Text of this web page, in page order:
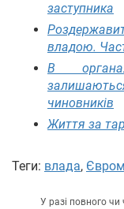
заступника
владою.
В
чиновників
Життя за
Теги: влада,
У разі повного чи